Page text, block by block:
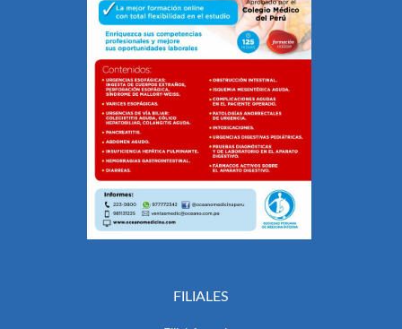
FILIALES